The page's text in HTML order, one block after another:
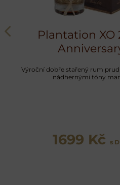
Plantation XO
Výroční dobře stařený rum
nádhernými tóny
1699 Kč s